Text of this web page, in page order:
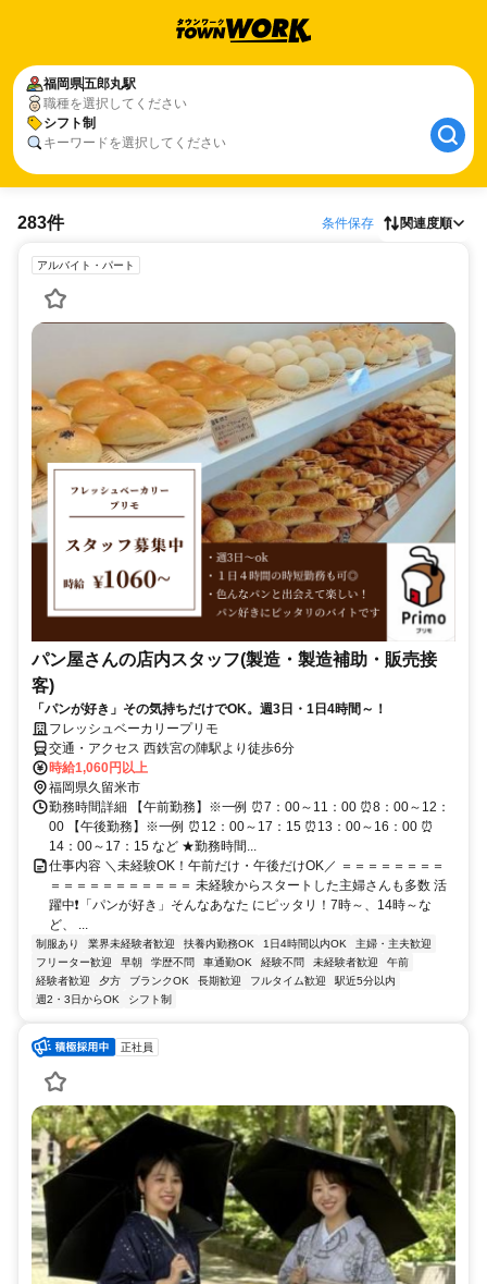
福岡県五郎丸駅
職種を選択してください
シフト制
キーワードを選択してください
283件 条件保存 関連度順
アルバイト・パート
パン屋さんの店内スタッフ(製造・製造補助・販売接
客)
「パンが好き」その気持ちだけでOK。週3日・1日4時間～！
フレッシュベーカリープリモ
交通・アクセス 西鉄宮の陣駅より徒歩6分
時給1,060円以上
福岡県久留米市
勤務時間詳細 【午前勤務】※一例 ⏰7：00～11：00 ⏰8：00～12：
00 【午後勤務】※一例 ⏰12：00～17：15 ⏰13：00～16：00 ⏰
14：00～17：15 など ★勤務時間...
仕事内容 ＼未経験OK！午前だけ・午後だけOK／ ＝＝＝＝＝＝＝＝
＝＝＝＝＝＝＝＝＝＝＝ 未経験からスタートした主婦さんも多数 活
躍中❗「パンが好き」そんなあなた にピッタリ！7時～、14時～な
ど、 ...
制服あり 業界未経験者歓迎 扶養内勤務OK 1日4時間以内OK
主婦・主夫歓迎
フリーター歓迎
早朝 学歴不問 車通勤OK 経験不問 未経験者歓迎
午前
経験者歓迎
夕方 ブランクOK 長期歓迎 フルタイム歓迎
駅近5分以内
週2・3日からOK
シフト制
正社員